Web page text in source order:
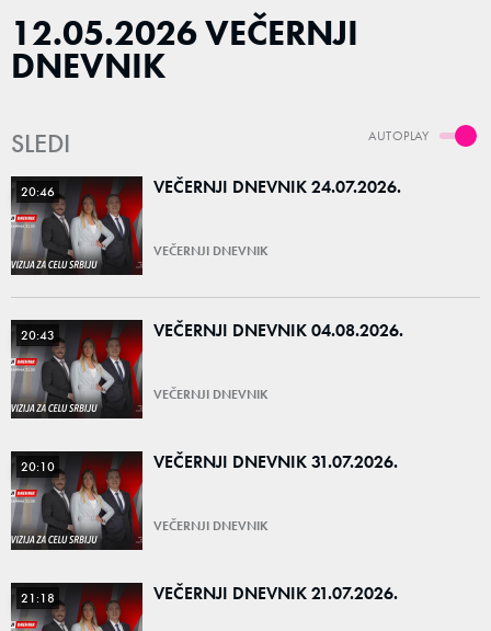
12.05.2026 VEČERNJI
DNEVNIK
AUTOPLAY
SLEDI
20:46 VEČERNJI DNEVNIK 24.07.2026.
VEČERNJI DNEVNIK
20:43 VEČERNJI DNEVNIK 04.08.2026.
VEČERNJI DNEVNIK
20:10 VEČERNJI DNEVNIK 31.07.2026.
VEČERNJI DNEVNIK
21:18 VEČERNJI DNEVNIK 21.07.2026.